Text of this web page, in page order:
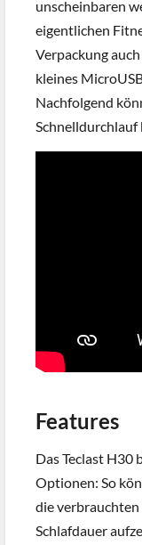
unscheinbaren
eigentlichen
Verpackung
kleines
Nachfolgend
Schnelldurchlauf
Features
Das Teclast H30
Optionen: So
die verbrauchten
Schlafdauer